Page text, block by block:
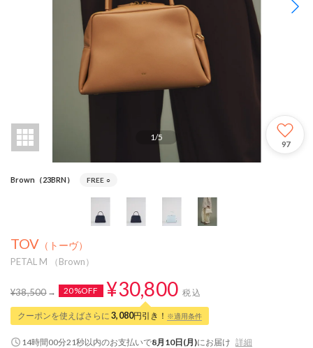
1/5
97
Brown（23BRN） FREE ○
TOV （トーヴ）
PETAL M （Brown）
¥38,500 20%OFF ¥30,800 税込
クーポンを使えばさらに 3,080円引き！ ※適用条件
14時間00分20秒以内のお支払いで8月10日(月)にお届け 詳細